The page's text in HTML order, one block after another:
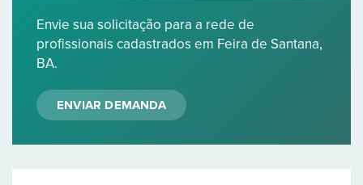
Envie sua solicitação para a rede de
profissionais cadastrados em Feira de Santana,
BA.
ENVIAR DEMANDA